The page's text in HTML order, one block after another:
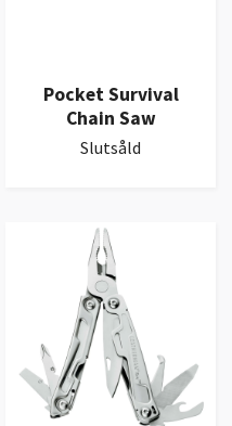
Pocket Survival
Chain Saw
Slutsåld